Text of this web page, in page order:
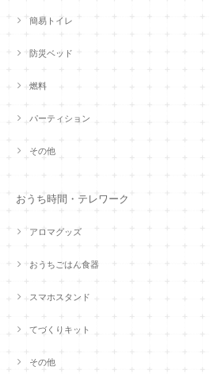
簡易トイレ
防災ベッド
燃料
パーティション
その他
おうち時間・テレワーク
アロマグッズ
おうちごはん食器
スマホスタンド
てづくりキット
その他